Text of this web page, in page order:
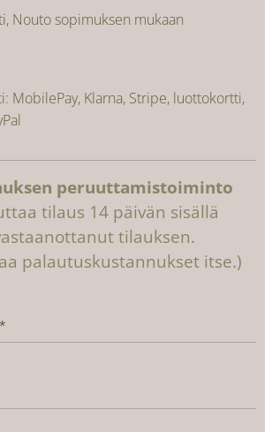
Nouto sopimuksen mukaan
MobilePay, Klarna, Stripe, luottokortti,
peruuttamistoiminto
tilaus 14 päivän sisällä
tilauksen.
palautuskustannukset itse.)